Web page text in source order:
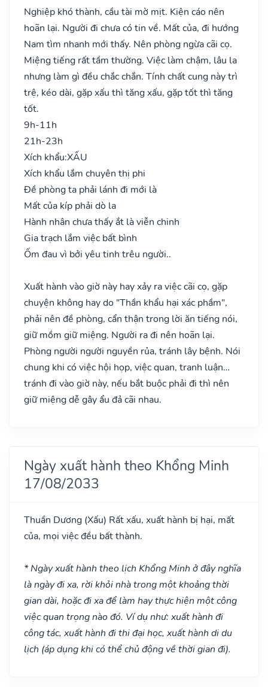
Nghiệp khó thành, cầu tài mờ mịt. Kiện cáo nên
hoãn lại. Người đi chưa có tin về. Mất của, đi hướng
Nam tìm nhanh mới thấy. Nên phòng ngừa cãi cọ.
Miệng tiếng rất tầm thường. Việc làm chậm, lâu la
nhưng làm gì đều chắc chắn. Tính chất cung này trì
trệ, kéo dài, gặp xấu thì tăng xấu, gặp tốt thì tăng
tốt.
9h-11h
21h-23h
Xích khẩu:XẤU
Xích khẩu lắm chuyên thị phi
Đề phòng ta phải lánh đi mới là
Mất của kíp phải dò la
Hành nhân chưa thấy ắt là viễn chinh
Gia trạch lắm việc bất bình
Ốm đau vì bởi yêu tinh trêu người..
Xuất hành vào giờ này hay xảy ra việc cãi cọ, gặp
chuyện không hay do "Thần khẩu hại xác phầm",
phải nên đề phòng, cẩn thận trong lời ăn tiếng nói,
giữ mồm giữ miệng. Người ra đi nên hoãn lại.
Phòng người người nguyền rủa, tránh lây bệnh. Nói
chung khi có việc hội họp, việc quan, tranh luận…
tránh đi vào giờ này, nếu bắt buộc phải đi thì nên
giữ miệng dễ gây ẩu đả cãi nhau.
Ngày xuất hành theo Khổng Minh
17/08/2033
Thuần Dương (Xấu) Rất xấu, xuất hành bị hại, mất
của, mọi việc đều bất thành.
* Ngày xuất hành theo lịch Khổng Minh ở đây nghĩa
là ngày đi xa, rời khỏi nhà trong một khoảng thời
gian dài, hoặc đi xa để làm hay thực hiện một công
việc quan trọng nào đó. Ví dụ như: xuất hành đi
công tác, xuất hành đi thi đại học, xuất hành di du
lịch (áp dụng khi có thể chủ động về thời gian đi).